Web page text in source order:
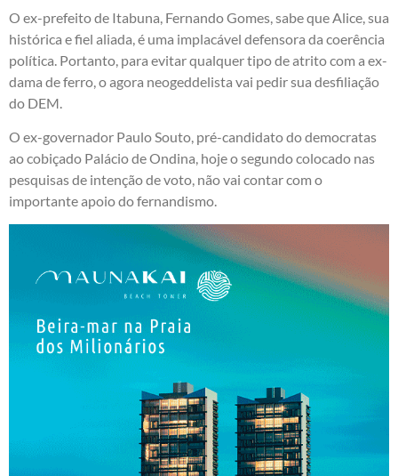
O ex-prefeito de Itabuna, Fernando Gomes, sabe que Alice, sua
histórica e fiel aliada, é uma implacável defensora da coerência
política. Portanto, para evitar qualquer tipo de atrito com a ex-
dama de ferro, o agora neogeddelista vai pedir sua desfiliação
do DEM.
O ex-governador Paulo Souto, pré-candidato do democratas
ao cobiçado Palácio de Ondina, hoje o segundo colocado nas
pesquisas de intenção de voto, não vai contar com o
importante apoio do fernandismo.